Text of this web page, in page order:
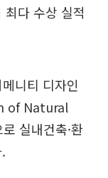
다 수상 실적
니티 디자인
of Natural
실내건축·환